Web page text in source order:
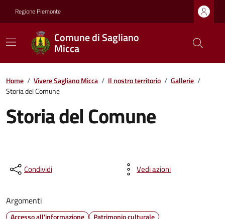
Regione Piemonte
Comune di Sagliano
Micca
Home / Vivere Sagliano Micca / Il nostro territorio / Gallerie /
Storia del Comune
Storia del Comune
Condividi Vedi azioni
Argomenti
Accesso all'informazione Patrimonio culturale